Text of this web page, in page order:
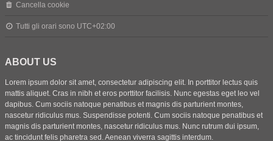
Cancella cookie
Tutti gli orari sono UTC+02:00
ABOUT US
Lorem ipsum dolor sit amet, consectetur adipiscing elit. In porttitor lectus quis
mattis aliquet. Cras in nibh et eros porttitor facilisis. Nunc egestas eget leo vel
dapibus. Cum sociis natoque penatibus et magnis dis parturient montes,
nascetur ridiculus mus. Suspendisse potenti. Cum sociis natoque penatibus et
magnis dis parturient montes, nascetur ridiculus mus. Nunc rutrum dui ipsum,
ac tincidunt felis pharetra sed. Aenean viverra sagittis interdum.